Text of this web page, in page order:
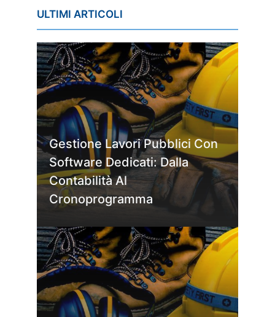
ULTIMI ARTICOLI
Gestione Lavori Pubblici Con
Software Dedicati: Dalla
Contabilità Al
Cronoprogramma